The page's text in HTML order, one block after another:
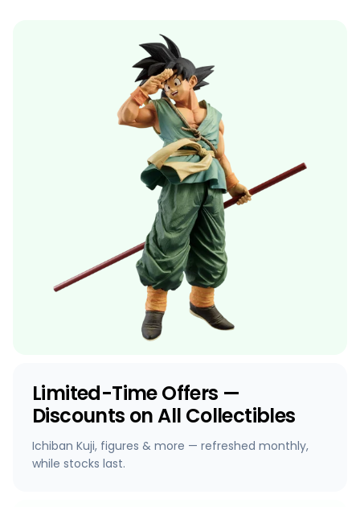
Limited-Time Offers —
Discounts on All Collectibles
Ichiban Kuji, figures & more — refreshed monthly,
while stocks last.